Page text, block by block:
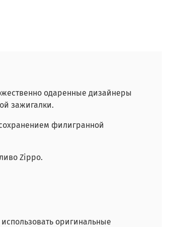
одаренные дизайнеры
зажигалки.
филигранной
Zippo.
оригинальные